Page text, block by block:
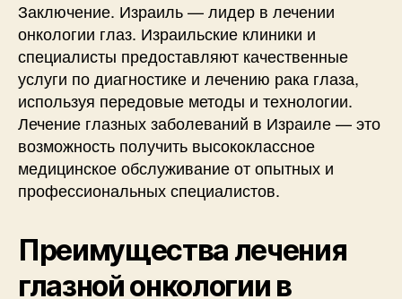
Заключение. Израиль — лидер в лечении
онкологии глаз. Израильские клиники и
специалисты предоставляют качественные
услуги по диагностике и лечению рака глаза,
используя передовые методы и технологии.
Лечение глазных заболеваний в Израиле — это
возможность получить высококлассное
медицинское обслуживание от опытных и
профессиональных специалистов.
Преимущества лечения
глазной онкологии в